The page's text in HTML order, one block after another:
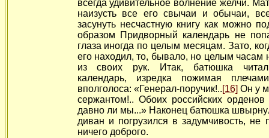
всегда удивительное волнение желчи.
наизусть все его свычаи и обычаи,
засунуть несчастную книгу как можно
образом Придворный календарь не
глаза иногда по целым месяцам. Зато,
его находил,то, бывало, но целым часам
из своих рук. Итак, батюшка
календарь, изредка пожимая
вполголоса: «Генерал-поручик!..[16] Он у
сержантом!.. Обоих российских орденов
давно ли мы...» Наконец батюшка
диван и погрузился в задумчивость,
ничего доброго.